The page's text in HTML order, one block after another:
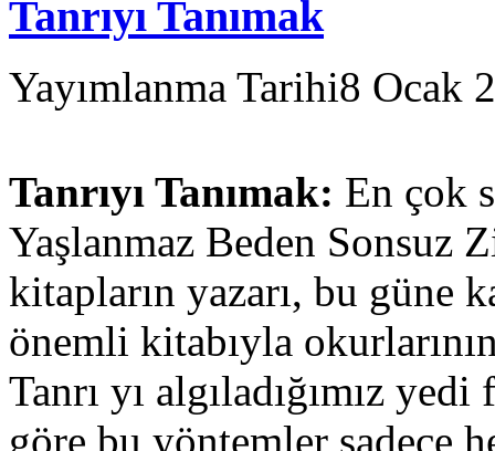
Tanrıyı Tanımak
Yayımlanma Tarihi8 Ocak
Tanrıyı Tanımak: En çok
Yaşlanmaz Beden Sonsuz
kitapların yazarı, bu güne
önemli kitabıyla
Tanrı yı algıladığımız
göre bu yöntemler sadece